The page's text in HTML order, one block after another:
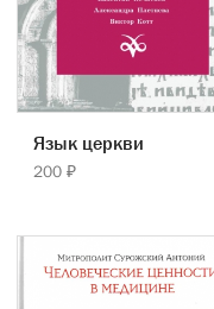
Язык церкви
200 ₽